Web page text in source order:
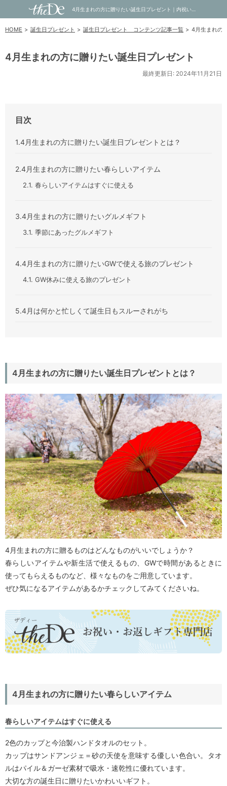
HOME 誕生日プレゼント 誕生日プレゼント コンテンツ記事一覧 4月生まれの
4月生まれの方に贈りたい誕生日プレゼント
最終更新日: 2024年11月21日
目次
1.4月生まれの方に贈りたい誕生日プレゼントとは？
2.4月生まれの方に贈りたい春らしいアイテム
2.1. 春らしいアイテムはすぐに使える
3.4月生まれの方に贈りたいグルメギフト
3.1. 季節にあったグルメギフト
4.4月生まれの方に贈りたいGWで使える旅のプレゼント
4.1. GW休みに使える旅のプレゼント
5.4月は何かと忙しくて誕生日もスルーされがち
4月生まれの方に贈りたい誕生日プレゼントとは？
4月生まれの方に贈るものはどんなものがいいでしょうか？
春らしいアイテムや新生活で使えるもの、GWで時間があるときに
使ってもらえるものなど、様々なものをご用意しています。
ぜひ気になるアイテムがあるかチェックしてみてくださいね。
4月生まれの方に贈りたい春らしいアイテム
春らしいアイテムはすぐに使える
2色のカップと今治製ハンドタオルのセット。
カップはサンドアンジェ＝砂の天使を意味する優しい色合い。タオ
ルはパイル＆ガーゼ素材で吸水・速乾性に優れています。
大切な方の誕生日に贈りたいかわいいギフト。